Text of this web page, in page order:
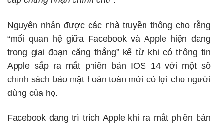
Nguyên nhân được các nhà truyền thông cho rằng
“mối quan hệ giữa Facebook và Apple hiện đang
trong giai đoạn căng thẳng” kể từ khi có thông tin
Apple sắp ra mắt phiên bản IOS 14 với một số
chính sách bảo mật hoàn toàn mới có lợi cho người
dùng của họ.
Facebook đang trì trích Apple khi ra mắt phiên bản